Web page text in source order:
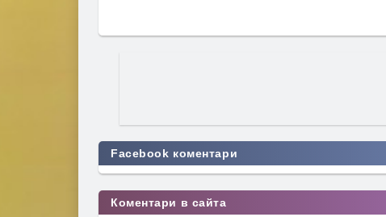
Facebook коментари
Коментари в сайта